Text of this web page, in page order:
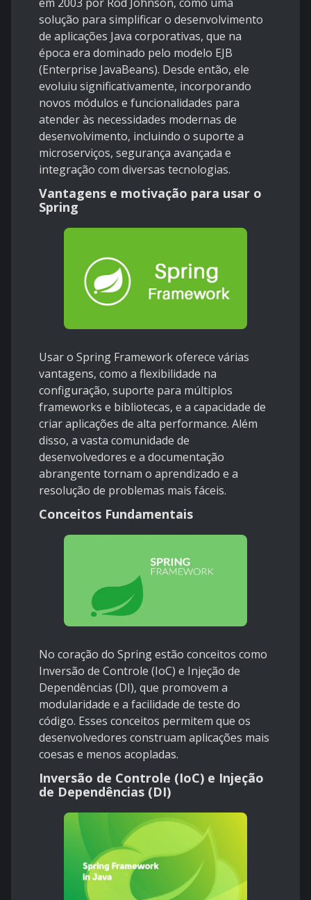
solução para simplificar o desenvolvimento
de aplicações Java corporativas, que na
época era dominado pelo modelo EJB
(Enterprise JavaBeans). Desde então, ele
evoluiu significativamente, incorporando
novos módulos e funcionalidades para
atender às necessidades modernas de
desenvolvimento, incluindo o suporte a
microserviços, segurança avançada e
integração com diversas tecnologias.
Vantagens e motivação para usar o
Spring
Usar o Spring Framework oferece várias
vantagens, como a flexibilidade na
configuração, suporte para múltiplos
frameworks e bibliotecas, e a capacidade de
criar aplicações de alta performance. Além
disso, a vasta comunidade de
desenvolvedores e a documentação
abrangente tornam o aprendizado e a
resolução de problemas mais fáceis.
Conceitos Fundamentais
No coração do Spring estão conceitos como
Inversão de Controle (IoC) e Injeção de
Dependências (DI), que promovem a
modularidade e a facilidade de teste do
código. Esses conceitos permitem que os
desenvolvedores construam aplicações mais
coesas e menos acopladas.
Inversão de Controle (IoC) e Injeção
de Dependências (DI)